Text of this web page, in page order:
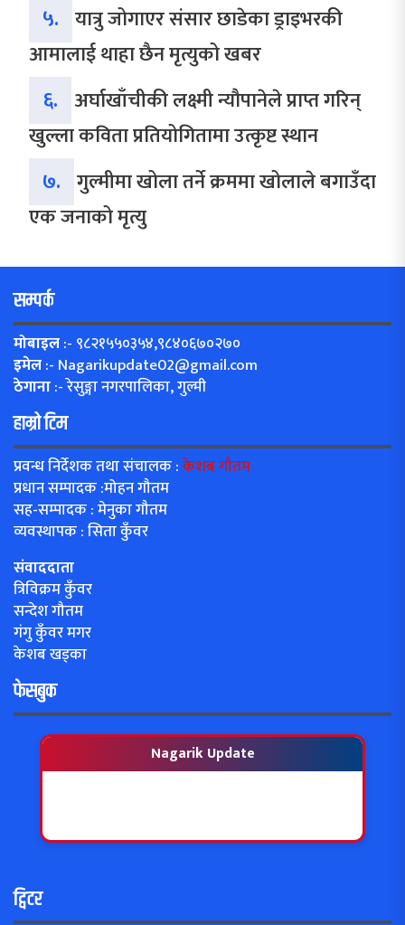
५. यात्रु जोगाएर संसार छाडेका ड्राइभरकी
आमालाई थाहा छैन मृत्युको खबर
६. अर्घाखाँचीकी लक्ष्मी न्यौपानेले प्राप्त गरिन्
खुल्ला कविता प्रतियोगितामा उत्कृष्ट स्थान
७. गुल्मीमा खोला तर्ने क्रममा खोलाले बगाउँदा
एक जनाको मृत्यु
सम्पर्क
मोबाइल:- ९८२१५५०३५४,९८४०६७०२७०
इमेल:- Nagarikupdate02@gmail.com
ठेगाना:- रेसुङ्गा नगरपालिका, गुल्मी
हाम्रो टिम
प्रवन्ध निर्देशक तथा संचालक :केशब गौतम
प्रधान सम्पादक :मोहन गौतम
सह-सम्पादक : मेनुका गौतम
व्यवस्थापक : सिता कुँवर
संवाददाता
त्रिविक्रम कुँवर
सन्देश गौतम
गंगु कुँवर मगर
केशब खड्का
फेसबुक
Nagarik Update
ट्विटर